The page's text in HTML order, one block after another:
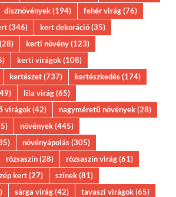
dísznövények(194) fehér virág(76)
(346) kert dekoráció(35)
(28) kerti növény(123)
kerti virágok(108)
kertészet(737) kertészkedés(174)
lila virág(65)
virágok(42) nagyméretű növények(28)
növények(445)
növényápolás(305)
rózsaszín(28) rózsaszín virág(61)
kert(27) színek(81)
sárga virág(42) tavaszi virágok(65)